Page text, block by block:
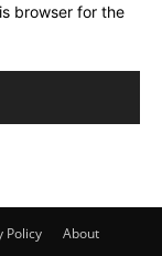
browser for the
Policy
About